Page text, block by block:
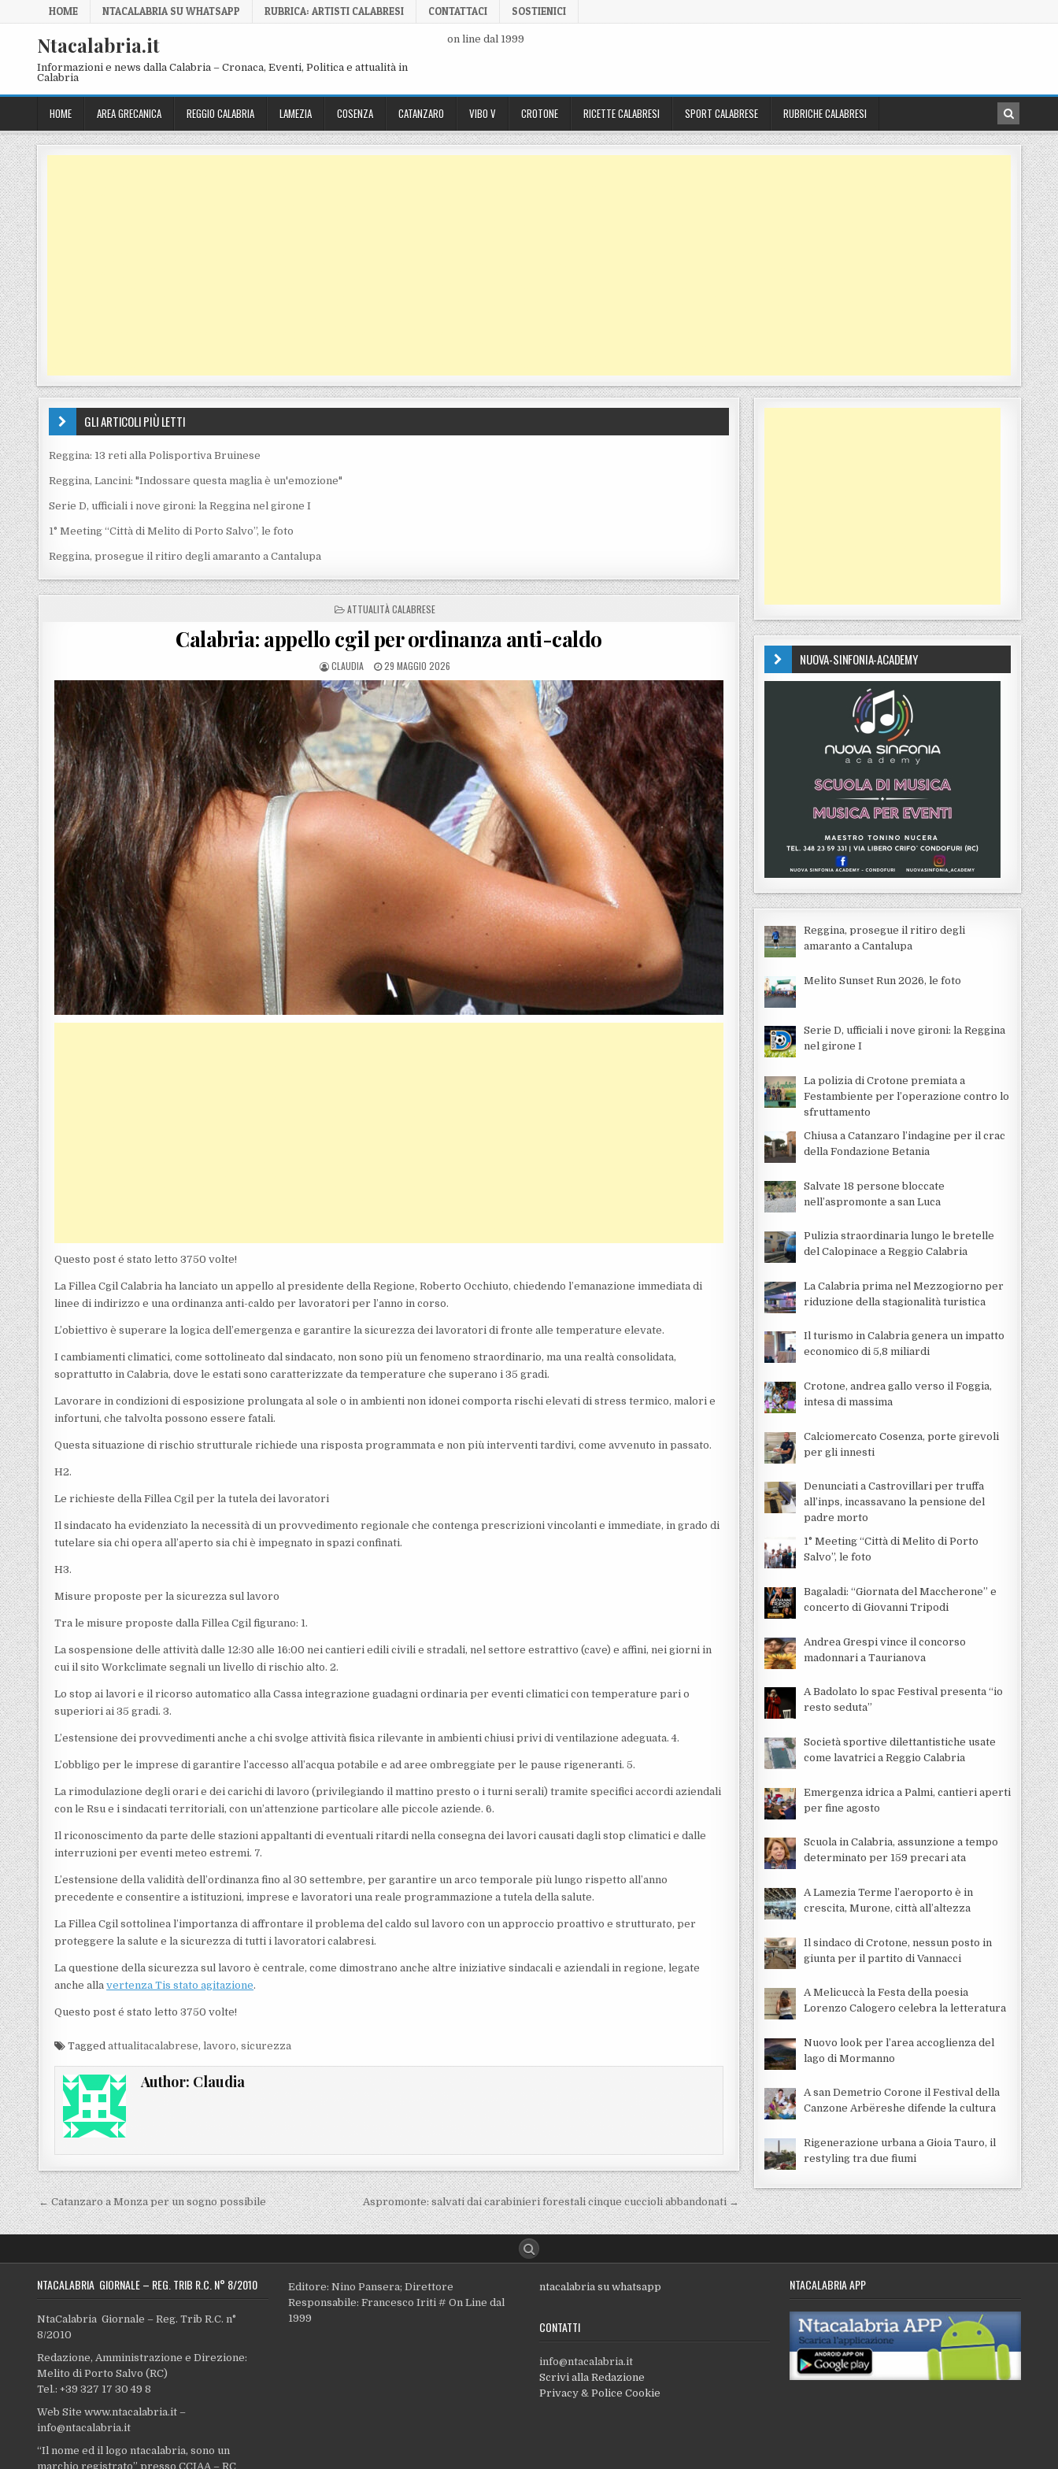
Skip to content
HOME NTACALABRIA SU WHATSAPP RUBRICA: ARTISTI CALABRESI CONTATTACI SOSTIENICI
Ntacalabria.it
Informazioni e news dalla Calabria – Cronaca, Eventi, Politica e attualità in
Calabria
on line dal 1999
HOME AREA GRECANICA REGGIO CALABRIA LAMEZIA COSENZA CATANZARO VIBO V CROTONE RICETTE CALABRESI SPORT CALABRESE RUBRICHE CALABRESI
GLI ARTICOLI PIÙ LETTI
Reggina: 13 reti alla Polisportiva Bruinese
Reggina, Lancini: "Indossare questa maglia è un'emozione"
Serie D, ufficiali i nove gironi: la Reggina nel girone I
1° Meeting “Città di Melito di Porto Salvo”, le foto
Reggina, prosegue il ritiro degli amaranto a Cantalupa
POSTED IN
ATTUALITÀ CALABRESE
Calabria: appello cgil per ordinanza anti-caldo
POSTED BY
CLAUDIA POSTED ON
29 MAGGIO 2026
Questo post é stato letto 3750 volte!
La Fillea Cgil Calabria ha lanciato un appello al presidente della Regione, Roberto Occhiuto, chiedendo l’emanazione immediata di
linee di indirizzo e una ordinanza anti-caldo per lavoratori per l’anno in corso.
L’obiettivo è superare la logica dell’emergenza e garantire la sicurezza dei lavoratori di fronte alle temperature elevate.
I cambiamenti climatici, come sottolineato dal sindacato, non sono più un fenomeno straordinario, ma una realtà consolidata,
soprattutto in Calabria, dove le estati sono caratterizzate da temperature che superano i 35 gradi.
Lavorare in condizioni di esposizione prolungata al sole o in ambienti non idonei comporta rischi elevati di stress termico, malori e
infortuni, che talvolta possono essere fatali.
Questa situazione di rischio strutturale richiede una risposta programmata e non più interventi tardivi, come avvenuto in passato.
H2.
Le richieste della Fillea Cgil per la tutela dei lavoratori
Il sindacato ha evidenziato la necessità di un provvedimento regionale che contenga prescrizioni vincolanti e immediate, in grado di
tutelare sia chi opera all’aperto sia chi è impegnato in spazi confinati.
H3.
Misure proposte per la sicurezza sul lavoro
Tra le misure proposte dalla Fillea Cgil figurano: 1.
La sospensione delle attività dalle 12:30 alle 16:00 nei cantieri edili civili e stradali, nel settore estrattivo (cave) e affini, nei giorni in
cui il sito Workclimate segnali un livello di rischio alto. 2.
Lo stop ai lavori e il ricorso automatico alla Cassa integrazione guadagni ordinaria per eventi climatici con temperature pari o
superiori ai 35 gradi. 3.
L’estensione dei provvedimenti anche a chi svolge attività fisica rilevante in ambienti chiusi privi di ventilazione adeguata. 4.
L’obbligo per le imprese di garantire l’accesso all’acqua potabile e ad aree ombreggiate per le pause rigeneranti. 5.
La rimodulazione degli orari e dei carichi di lavoro (privilegiando il mattino presto o i turni serali) tramite specifici accordi aziendali
con le Rsu e i sindacati territoriali, con un’attenzione particolare alle piccole aziende. 6.
Il riconoscimento da parte delle stazioni appaltanti di eventuali ritardi nella consegna dei lavori causati dagli stop climatici e dalle
interruzioni per eventi meteo estremi. 7.
L’estensione della validità dell’ordinanza fino al 30 settembre, per garantire un arco temporale più lungo rispetto all’anno
precedente e consentire a istituzioni, imprese e lavoratori una reale programmazione a tutela della salute.
La Fillea Cgil sottolinea l’importanza di affrontare il problema del caldo sul lavoro con un approccio proattivo e strutturato, per
proteggere la salute e la sicurezza di tutti i lavoratori calabresi.
La questione della sicurezza sul lavoro è centrale, come dimostrano anche altre iniziative sindacali e aziendali in regione, legate
anche allavertenza Tis stato agitazione.
Questo post é stato letto 3750 volte!
Taggedattualitacalabrese,lavoro,sicurezza
Author: Claudia
Navigazione articoli
← Catanzaro a Monza per un sogno possibile Aspromonte: salvati dai carabinieri forestali cinque cuccioli abbandonati →
NUOVA-SINFONIA-ACADEMY
Reggina, prosegue il ritiro degli
amaranto a Cantalupa
Melito Sunset Run 2026, le foto
Serie D, ufficiali i nove gironi: la Reggina
nel girone I
La polizia di Crotone premiata a
Festambiente per l’operazione contro lo
sfruttamento
Chiusa a Catanzaro l’indagine per il crac
della Fondazione Betania
Salvate 18 persone bloccate
nell’aspromonte a san Luca
Pulizia straordinaria lungo le bretelle
del Calopinace a Reggio Calabria
La Calabria prima nel Mezzogiorno per
riduzione della stagionalità turistica
Il turismo in Calabria genera un impatto
economico di 5,8 miliardi
Crotone, andrea gallo verso il Foggia,
intesa di massima
Calciomercato Cosenza, porte girevoli
per gli innesti
Denunciati a Castrovillari per truffa
all’inps, incassavano la pensione del
padre morto
1° Meeting “Città di Melito di Porto
Salvo”, le foto
Bagaladi: “Giornata del Maccherone” e
concerto di Giovanni Tripodi
Andrea Grespi vince il concorso
madonnari a Taurianova
A Badolato lo spac Festival presenta “io
resto seduta”
Società sportive dilettantistiche usate
come lavatrici a Reggio Calabria
Emergenza idrica a Palmi, cantieri aperti
per fine agosto
Scuola in Calabria, assunzione a tempo
determinato per 159 precari ata
A Lamezia Terme l’aeroporto è in
crescita, Murone, città all’altezza
Il sindaco di Crotone, nessun posto in
giunta per il partito di Vannacci
A Melicuccà la Festa della poesia
Lorenzo Calogero celebra la letteratura
Nuovo look per l’area accoglienza del
lago di Mormanno
A san Demetrio Corone il Festival della
Canzone Arbëreshe difende la cultura
Rigenerazione urbana a Gioia Tauro, il
restyling tra due fiumi
NTACALABRIA GIORNALE – REG. TRIB R.C. N° 8/2010
NtaCalabria Giornale – Reg. Trib R.C. n°
8/2010
Redazione, Amministrazione e Direzione:
Melito di Porto Salvo (RC)
Tel.: +39 327 17 30 49 8
Web Site www.ntacalabria.it –
info@ntacalabria.it
“Il nome ed il logo ntacalabria, sono un
marchio registrato” presso CCIAA – RC
Editore: Nino Pansera; Direttore
Responsabile: Francesco Iriti # On Line dal
1999
ntacalabria su whatsapp
CONTATTI
info@ntacalabria.it
Scrivi alla Redazione
Privacy & Police Cookie
NTACALABRIA APP